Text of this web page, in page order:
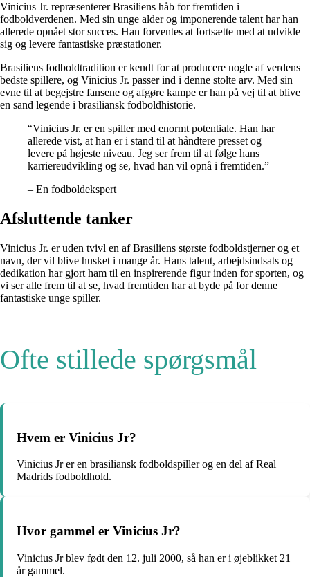
Vinicius Jr. repræsenterer Brasiliens håb for fremtiden i
fodboldverdenen. Med sin unge alder og imponerende talent har han
allerede opnået stor succes. Han forventes at fortsætte med at udvikle
sig og levere fantastiske præstationer.
Brasiliens fodboldtradition er kendt for at producere nogle af verdens
bedste spillere, og Vinicius Jr. passer ind i denne stolte arv. Med sin
evne til at begejstre fansene og afgøre kampe er han på vej til at blive
en sand legende i brasiliansk fodboldhistorie.
“Vinicius Jr. er en spiller med enormt potentiale. Han har
allerede vist, at han er i stand til at håndtere presset og
levere på højeste niveau. Jeg ser frem til at følge hans
karriereudvikling og se, hvad han vil opnå i fremtiden.”
– En fodboldekspert
Afsluttende tanker
Vinicius Jr. er uden tvivl en af ​​Brasiliens største fodboldstjerner og et
navn, der vil blive husket i mange år. Hans talent, arbejdsindsats og
dedikation har gjort ham til en inspirerende figur inden for sporten, og
vi ser alle frem til at se, hvad fremtiden har at byde på for denne
fantastiske unge spiller.
Ofte stillede spørgsmål
Hvem er Vinicius Jr?
Vinicius Jr er en brasiliansk fodboldspiller og en del af Real
Madrids fodboldhold.
Hvor gammel er Vinicius Jr?
Vinicius Jr blev født den 12. juli 2000, så han er i øjeblikket 21
år gammel.